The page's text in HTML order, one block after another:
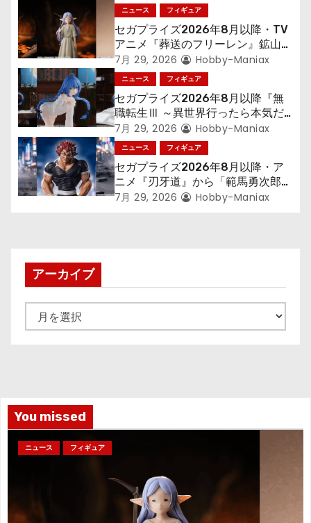
ョ
ン
ニュース フィギュア
セガプライズ2026年8月以降・TV
アニメ『葬送のフリーレン』鉱山で
300年働くことになっっちゃった
「フリーレン」を立体化！
7月 29, 2026 Hobby-Maniax
ニュース フィギュア
セガプライズ2026年8月以降『無
職転生Ⅲ ～異世界行ったら本気だ
す～』から「ロキシー」のフィギュ
アが登場！
7月 29, 2026 Hobby-Maniax
ニュース フィギュア
セガプライズ2026年8月以降・ア
ニメ『刃牙道』から「範馬勇次郎」
が登場ッッ!!
7月 29, 2026 Hobby-Maniax
アーカイブ
ー
You missed
ニュース フィギュア